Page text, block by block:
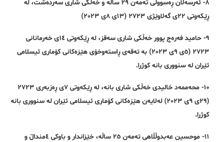
٨- ئەرسەلان ڕەسووڵی تەمەن ٢٩ ساڵە و خەڵکی شاری سەردەشت، لە
ڕێکەوتی ٢٢ی گەلاوێژی ٢٧٢٣ (١٣ی ٨ی ٢٠٢٣)
٩- حامید فەرەج پوور خەڵکی شاری سەقز، لە ڕێکەوتی ١٤ی خەرمانانی
٢٧٢٣ (٥ی ٩ی ٢٠٢٣) بە تەقەی ڕاستەوخۆی هێزەکانی کۆماری ئیسلامی
ئێران لە سنووری بانە کوژرا.
١٠- محەممەد خالیدی خەڵکی شاری بانە، لە ڕێکەوتی ٧ی ڕەزبەری ٢٧٢٣
(٢٩ی ٩ی ٢٠٢٣) لەلایەن هێزەکانی کۆماری ئیسلامی ئێران لە سنووری بانە
کوژرا.
١١- موحسین عەبدوڵڵاهی تەمەن ٢٥ ساڵە، خێزاندار و باوکی ٤منداڵ و